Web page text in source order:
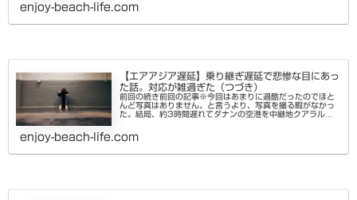
enjoy-beach-life.com
【エアアジア遅延】乗り継ぎ遅延で悲惨な目にあっ
た話。対応が雑過ぎた（つづき）
前回の続き前回の記事※今回はあまりに過酷だったのでほと
んど写真はありません。と言うより、写真を撮る暇がなかっ
た。結局、約3時間遅れてダナンの空港を中継地クアラルン
enjoy-beach-life.com